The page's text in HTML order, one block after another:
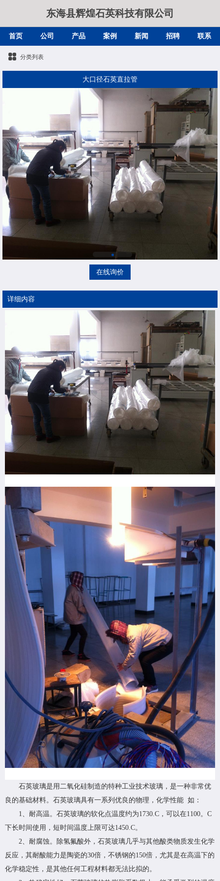
东海县辉煌石英科技有限公司
首页 公司 产品 案例 新闻 招聘 联系
分类列表
大口径石英直拉管
在线询价
详细内容
石英玻璃是用二氧化硅制造的特种工业技术玻璃，是一种非常优
良的基础材料。石英玻璃具有一系列优良的物理，化学性能 如：
1、耐高温。石英玻璃的软化点温度约为1730.C，可以在1100。C
下长时间使用，短时间温度上限可达1450.C。
2、耐腐蚀。除氢氟酸外，石英玻璃几乎与其他酸类物质发生化学
反应，其耐酸能力是陶瓷的30倍，不锈钢的150倍，尤其是在高温下的
化学稳定性，是其他任何工程材料都无法比拟的。